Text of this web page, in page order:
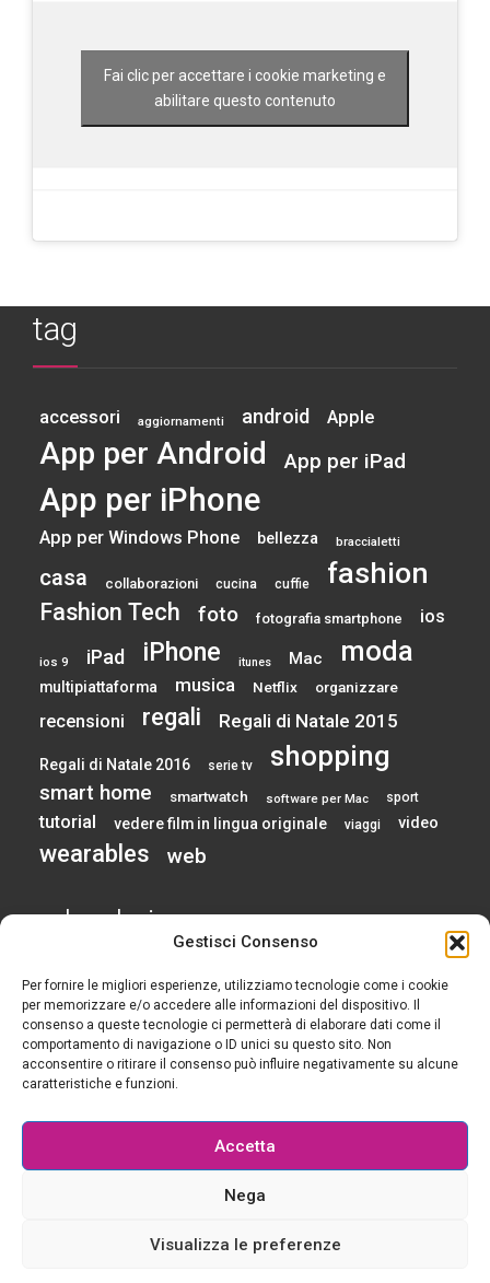
Gestisci Consenso
Per fornire le migliori esperienze, utilizziamo tecnologie come i cookie
per memorizzare e/o accedere alle informazioni del dispositivo. Il
consenso a queste tecnologie ci permetterà di elaborare dati come il
comportamento di navigazione o ID unici su questo sito. Non
acconsentire o ritirare il consenso può influire negativamente su alcune
caratteristiche e funzioni.
Accetta
Nega
Visualizza le preferenze
Fai clic per accettare i cookie marketing e
abilitare questo contenuto
tag
accessori aggiornamenti android Apple
App per Android App per iPad
App per iPhone
App per Windows Phone bellezza braccialetti
casa collaborazioni cucina cuffie fashion
Fashion Tech foto fotografia smartphone ios
ios 9 iPad iPhone itunes Mac moda
multipiattaforma musica Netflix organizzare
recensioni regali Regali di Natale 2015
Regali di Natale 2016 serie tv shopping
smart home smartwatch software per Mac sport
tutorial vedere film in lingua originale viaggi video
wearables web
calendario
AGOSTO 2026
L M M G V S
1
2
10
11 12 13 14 15
16
20